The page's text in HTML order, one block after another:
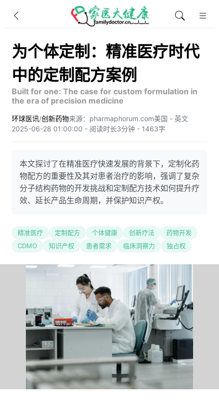
为个体定制：精准医疗时代
中的定制配方案例
Built for one: The case for custom formulation in
the era of precision medicine
环球医讯/创新药物来源：pharmaphorum.com美国 - 英文
2025-06-28 01:00:00 - 阅读时长3分钟 - 1463字
本文探讨了在精准医疗快速发展的背景下，定制化药
物配方的重要性及其对患者治疗的影响，强调了复杂
分子结构药物的开发挑战和定制配方技术如何提升疗
效、延长产品生命周期，并保护知识产权。
精准医疗 定制配方 个体健康 创新疗法
药物开发
CDMO
知识产权 患者需求 临床洞察力 独占权